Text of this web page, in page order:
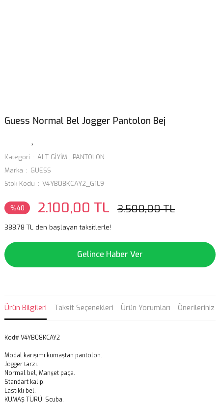
Guess Normal Bel Jogger Pantolon Bej
Kategori ALT GİYİM , PANTOLON
Marka
GUESS
Stok Kodu
V4YB08KCAY2_G1L9
%40 2.100,00 TL 3.500,00 TL
388,78 TL den başlayan taksitlerle!
Gelince Haber Ver
Ürün Bilgileri Taksit Seçenekleri Ürün Yorumları Önerileriniz
Kod# V4YB08KCAY2
Modal karışımı kumaştan pantolon.
Jogger tarzı.
Normal bel, Manşet paça.
Standart kalıp.
Lastikli bel.
KUMAŞ TÜRÜ: Scuba.